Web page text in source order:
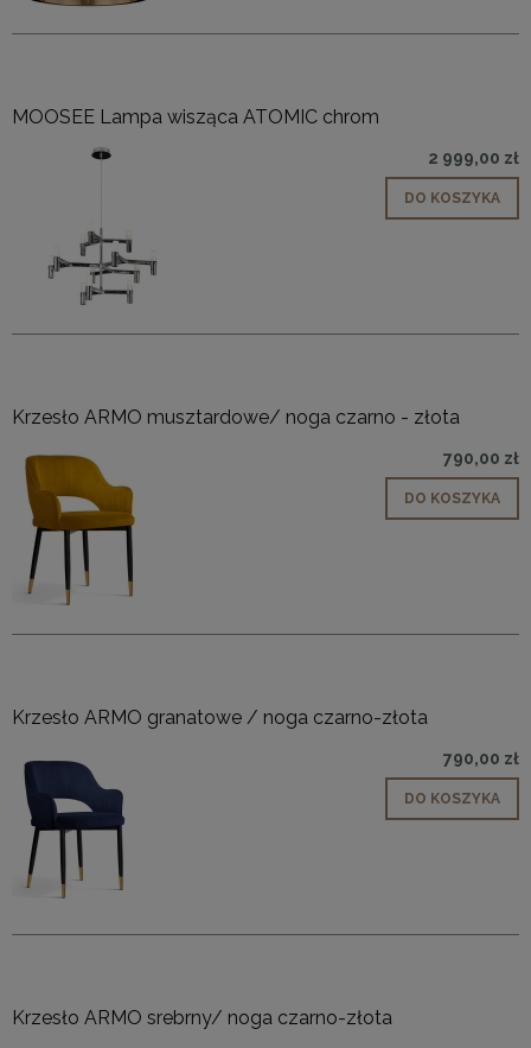
MOOSEE Lampa wisząca ATOMIC chrom
2 999,00 zł
DO KOSZYKA
Krzesło ARMO musztardowe/ noga czarno - złota
790,00 zł
DO KOSZYKA
Krzesło ARMO granatowe / noga czarno-złota
790,00 zł
DO KOSZYKA
Krzesło ARMO srebrny/ noga czarno-złota